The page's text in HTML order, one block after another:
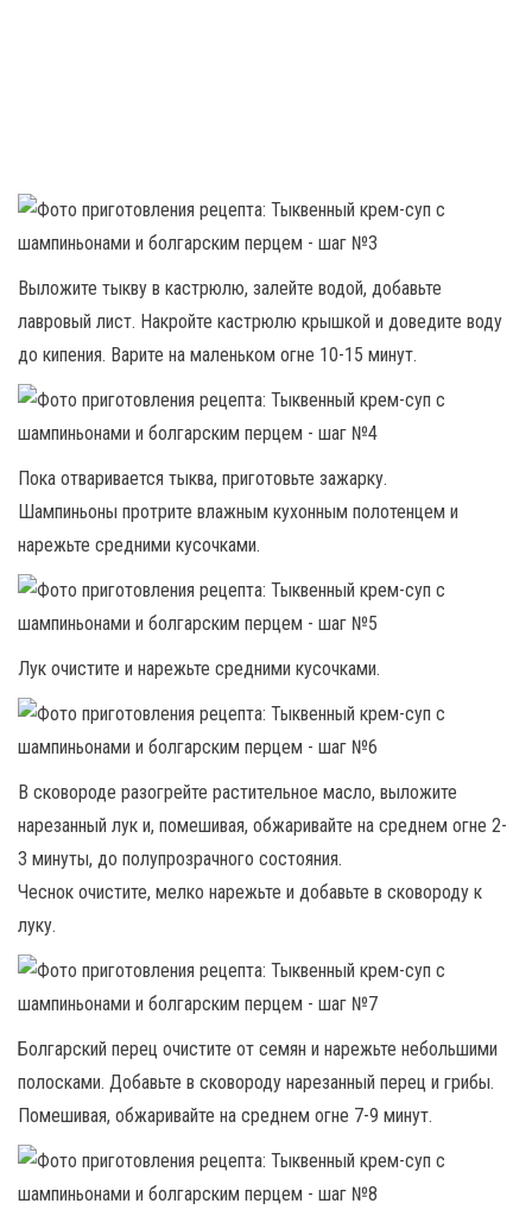
Выложите тыкву в кастрюлю, залейте водой, добавьте
лавровый лист. Накройте кастрюлю крышкой и доведите воду
до кипения. Варите на маленьком огне 10-15 минут.
Пока отваривается тыква, приготовьте зажарку.
Шампиньоны протрите влажным кухонным полотенцем и
нарежьте средними кусочками.
Лук очистите и нарежьте средними кусочками.
В сковороде разогрейте растительное масло, выложите
нарезанный лук и, помешивая, обжаривайте на среднем огне 2-
3 минуты, до полупрозрачного состояния.
Чеснок очистите, мелко нарежьте и добавьте в сковороду к
луку.
Болгарский перец очистите от семян и нарежьте небольшими
полосками. Добавьте в сковороду нарезанный перец и грибы.
Помешивая, обжаривайте на среднем огне 7-9 минут.